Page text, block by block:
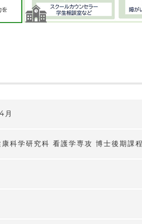
月
康科学研究科 看護学専攻 博士後期課